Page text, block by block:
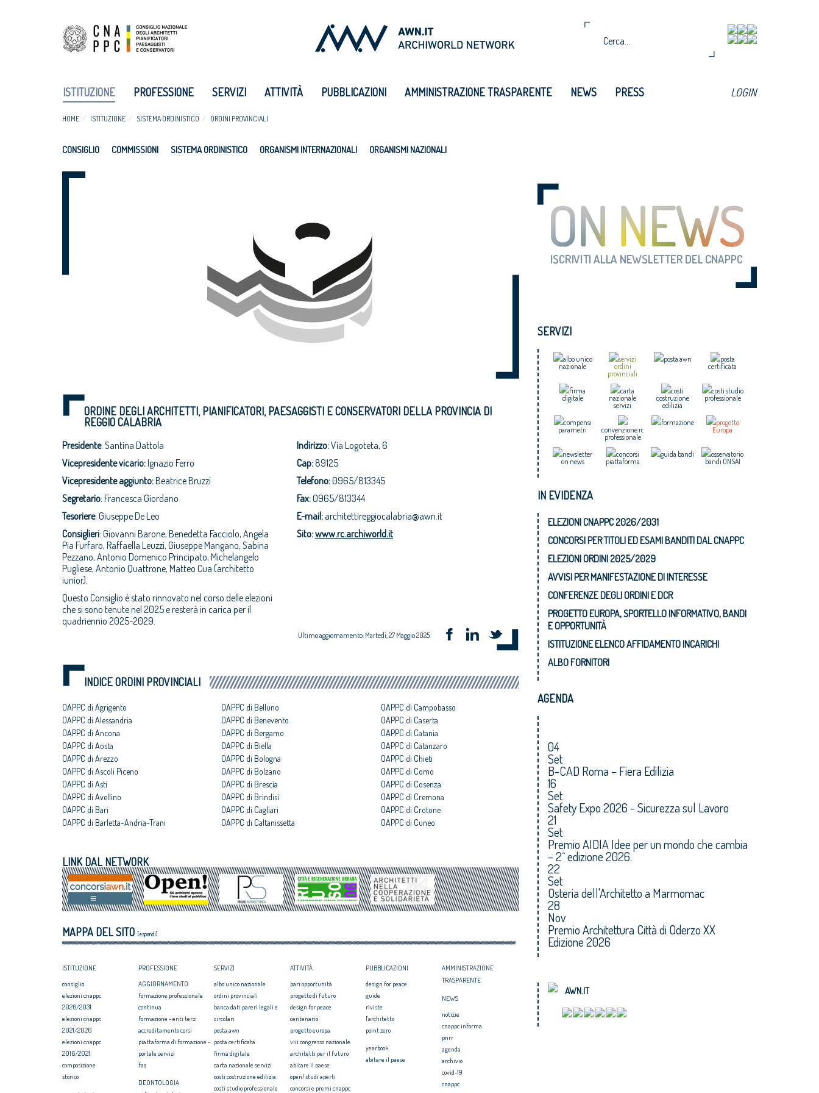
ISTITUZIONE PROFESSIONE SERVIZI ATTIVITÀ PUBBLICAZIONI AMMINISTRAZIONE TRASPARENTE NEWS PRESS LOGIN
HOME ISTITUZIONE SISTEMA ORDINISTICO ORDINI PROVINCIALI
CONSIGLIO COMMISSIONI SISTEMA ORDINISTICO ORGANISMI INTERNAZIONALI ORGANISMI NAZIONALI
ORDINE DEGLI ARCHITETTI, PIANIFICATORI, PAESAGGISTI E CONSERVATORI DELLA PROVINCIA DI
REGGIO CALABRIA
Presidente: Santina Dattola
Vicepresidente vicario:Ignazio Ferro
Vicepresidente aggiunto:Beatrice Bruzzì
Segretario: Francesca Giordano
Tesoriere: Giuseppe De Leo
Consiglieri: Giovanni Barone, Benedetta Facciolo, Angela
Pia Furfaro, Raffaella Leuzzi, Giuseppe Mangano, Sabina
Pezzano, Antonio Domenico Principato, Michelangelo
Pugliese, Antonio Quattrone, Matteo Cua (architetto
iunior).
Questo Consiglio è stato rinnovato nel corso delle elezioni
che si sono tenute nel 2025 e resterà in carica per il
quadriennio 2025-2029.
Indirizzo:Via Logoteta, 6
Cap:89125
Telefono:0965/813345
Fax:0965/813344
E-mail: architettireggiocalabria@awn.it
Sito:www.rc.archiworld.it
Ultimo aggiornamento: Martedì, 27 Maggio 2025
INDICE ORDINI PROVINCIALI
OAPPC di Agrigento
OAPPC di Alessandria
OAPPC di Ancona
OAPPC di Aosta
OAPPC di Arezzo
OAPPC di Ascoli Piceno
OAPPC di Asti
OAPPC di Avellino
OAPPC di Bari
OAPPC di Barletta-Andria-Trani
OAPPC di Belluno
OAPPC di Benevento
OAPPC di Bergamo
OAPPC di Biella
OAPPC di Bologna
OAPPC di Bolzano
OAPPC di Brescia
OAPPC di Brindisi
OAPPC di Cagliari
OAPPC di Caltanissetta
OAPPC di Campobasso
OAPPC di Caserta
OAPPC di Catania
OAPPC di Catanzaro
OAPPC di Chieti
OAPPC di Como
OAPPC di Cosenza
OAPPC di Cremona
OAPPC di Crotone
OAPPC di Cuneo
LINK DAL NETWORK
MAPPA DEL SITO [espandi]
ISTITUZIONE
consiglio
elezioni cnappc
2026/2031
elezioni cnappc
2021/2026
elezioni cnappc
2016/2021
composizione
storico
PROFESSIONE
AGGIORNAMENTO
formazione professionale
continua
formazione - enti terzi
accreditamento corsi
piattaforma di formazione -
portale servizi
faq
DEONTOLOGIA
SERVIZI
albo unico nazionale
ordini provinciali
banca dati pareri legali e
circolari
posta awn
posta certificata
firma digitale
carta nazionale servizi
costi costruzione edilizia
costi studio professionale
ATTIVITÀ
pari opportunità
progetto di futuro
design for peace
centenario
progetto europa
viii congresso nazionale
architetti per il futuro
abitare il paese
open! studi aperti
concorsi e premi cnappc
PUBBLICAZIONI
design for peace
guide
riviste
l'architetto
point zero
yearbook
abitare il paese
AMMINISTRAZIONE
TRASPARENTE
NEWS
notizie
cnappc informa
pnrr
agenda
archivio
covid-19
cnappc
SERVIZI
albo unico
nazionale
servizi
ordini
provinciali
posta awn
posta
certificata
firma
digitale
carta
nazionale
servizi
costi
costruzione
edilizia
costi studio
professionale
compensi
parametri
convenzione rc
professionale
formazione
progetto
Europa
newsletter
on news
concorsi
piattaforma
guida bandi
osservatorio
bandi ONSAI
IN EVIDENZA
ELEZIONI CNAPPC 2026/2031
CONCORSI PER TITOLI ED ESAMI BANDITI DAL CNAPPC
ELEZIONI ORDINI 2025/2029
AVVISI PER MANIFESTAZIONE DI INTERESSE
CONFERENZE DEGLI ORDINI E DCR
PROGETTO EUROPA, SPORTELLO INFORMATIVO, BANDI
E OPPORTUNITÀ
ISTITUZIONE ELENCO AFFIDAMENTO INCARICHI
ALBO FORNITORI
AGENDA
04
Set
B-CAD Roma – Fiera Edilizia
16
Set
Safety Expo 2026 - Sicurezza sul Lavoro
21
Set
Premio AIDIA Idee per un mondo che cambia
– 2^ edizione 2026.
22
Set
Osteria dell'Architetto a Marmomac
28
Nov
Premio Architettura Città di Oderzo XX
Edizione 2026
AWN.IT